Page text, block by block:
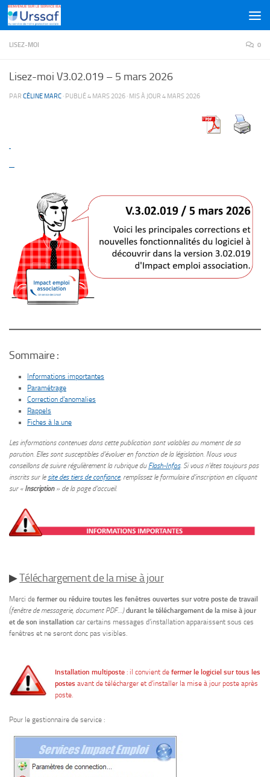
Skip to content
LISEZ-MOI 0
Lisez-moi V3.02.019 – 5 mars 2026
PAR CÉLINE MARC · PUBLIÉ4 MARS 2026 · MIS À JOUR 4 MARS 2026
Sommaire :
Informations importantes
Paramétrage
Correction d’anomalies
Rappels
Fiches à la une
Les informations contenues dans cette publication sont valables au moment de sa
parution. Elles sont susceptibles d’évoluer en fonction de la législation. Nous vous
conseillons de suivre régulièrement la rubrique du Flash-Infos. Si vous n’êtes toujours pas
inscrits sur le site des tiers de confiance, remplissez le formulaire d’inscription en cliquant
sur « Inscription» de la page d’accueil.
▶Téléchargement de la mise à jour
Merci de fermer ou réduire toutes les fenêtres ouvertes sur votre poste de travail
(fenêtre de messagerie, document PDF…)durant le téléchargement de la mise à jour
et de son installation car certains messages d’installation apparaissent sous ces
fenêtres et ne seront donc pas visibles.
Installation multiposte : il convient defermer le logiciel sur tous les
postes avant de télécharger et d’installer la mise à jour poste après
poste.
Pour le gestionnaire de service :